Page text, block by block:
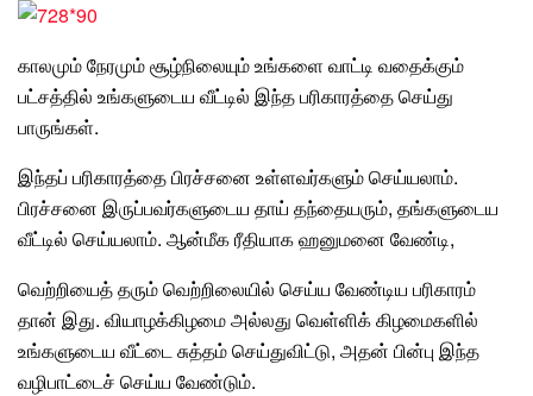
காலமும் நேரமும் சூழ்நிலையும் உங்களை வாட்டி வதைக்கும்
பட்சத்தில் உங்களுடைய வீட்டில் இந்த பரிகாரத்தை செய்து
பாருங்கள்.
இந்தப் பரிகாரத்தை பிரச்சனை உள்ளவர்களும் செய்யலாம்.
பிரச்சனை இருப்பவர்களுடைய தாய் தந்தையரும், தங்களுடைய
வீட்டில் செய்யலாம். ஆன்மீக ரீதியாக ஹனுமனை வேண்டி,
வெற்றியைத் தரும் வெற்றிலையில் செய்ய வேண்டிய பரிகாரம்
தான் இது. வியாழக்கிழமைஅல்லது வெள்ளிக் கிழமைகளில்
உங்களுடைய வீட்டை சுத்தம் செய்துவிட்டு, அதன் பின்பு இந்த
வழிபாட்டைச் செய்ய வேண்டும்.